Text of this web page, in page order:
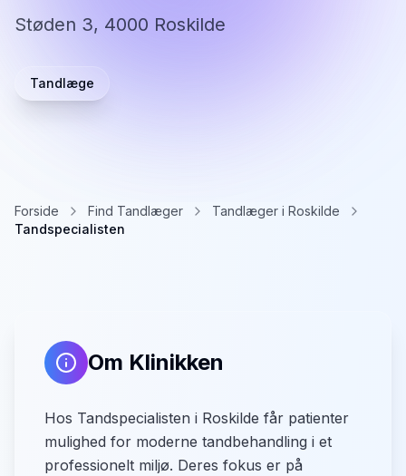
Støden 3, 4000 Roskilde
Tandlæge
Forside Find Tandlæger
Tandlæger i Roskilde
Tandspecialisten
Om Klinikken
Hos Tandspecialisten i Roskilde får patienter
mulighed for moderne tandbehandling i et
professionelt miljø. Deres fokus er på